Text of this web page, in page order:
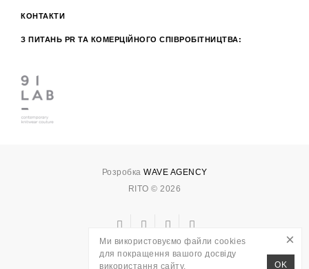
КОНТАКТИ
З ПИТАНЬ PR ТА КОМЕРЦІЙНОГО СПІВРОБІТНИЦТВА:
Розробка WAVE AGENCY
RITO © 2026
Ми використовуємо файли cookies
для покращення вашого досвіду
використання сайту.
OK
×